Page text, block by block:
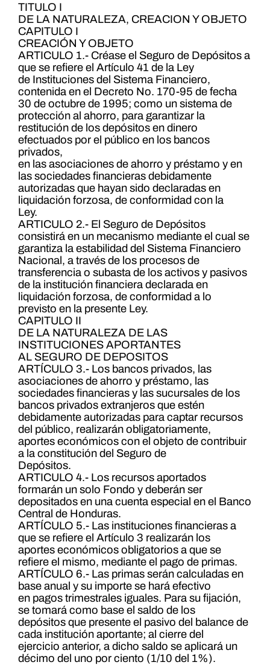
TITULO I
DE LA NATURALEZA, CREACION Y OBJETO
CAPITULO I
CREACIÓN Y OBJETO
ARTICULO 1.- Créase el Seguro de Depósitos a
que se refiere el Artículo 41 de la Ley
de Instituciones del Sistema Financiero,
contenida en el Decreto No. 170-95 de fecha
30 de octubre de 1995; como un sistema de
protección al ahorro, para garantizar la
restitución de los depósitos en dinero
efectuados por el público en los bancos
privados,
en las asociaciones de ahorro y préstamo y en
las sociedades financieras debidamente
autorizadas que hayan sido declaradas en
liquidación forzosa, de conformidad con la
Ley.
ARTICULO 2.- El Seguro de Depósitos
consistirá en un mecanismo mediante el cual se
garantiza la estabilidad del Sistema Financiero
Nacional, a través de los procesos de
transferencia o subasta de los activos y pasivos
de la institución financiera declarada en
liquidación forzosa, de conformidad a lo
previsto en la presente Ley.
CAPITULO II
DE LA NATURALEZA DE LAS
INSTITUCIONES APORTANTES
AL SEGURO DE DEPOSITOS
ARTÍCULO 3.- Los bancos privados, las
asociaciones de ahorro y préstamo, las
sociedades financieras y las sucursales de los
bancos privados extranjeros que estén
debidamente autorizadas para captar recursos
del público, realizarán obligatoriamente,
aportes económicos con el objeto de contribuir
a la constitución del Seguro de
Depósitos.
ARTICULO 4.- Los recursos aportados
formarán un solo Fondo y deberán ser
depositados en una cuenta especial en el Banco
Central de Honduras.
ARTÍCULO 5.- Las instituciones financieras a
que se refiere el Artículo 3 realizarán los
aportes económicos obligatorios a que se
refiere el mismo, mediante el pago de primas.
ARTÍCULO 6.- Las primas serán calculadas en
base anual y su importe se hará efectivo
en pagos trimestrales iguales. Para su fijación,
se tomará como base el saldo de los
depósitos que presente el pasivo del balance de
cada institución aportante; al cierre del
ejercicio anterior, a dicho saldo se aplicará un
décimo del uno por ciento (1/10 del 1%).